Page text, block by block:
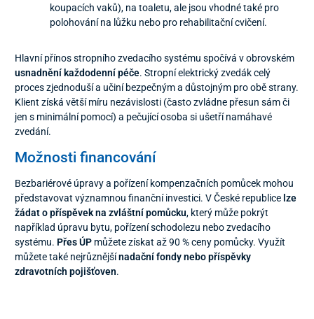
koupacích vaků), na toaletu, ale jsou vhodné také pro
polohování na lůžku nebo pro rehabilitační cvičení.
Hlavní přínos stropního zvedacího systému spočívá v obrovském
usnadnění každodenní péče. Stropní elektrický zvedák celý
proces zjednoduší a učiní bezpečným a důstojným pro obě strany.
Klient získá větší míru nezávislosti (často zvládne přesun sám či
jen s minimální pomocí) a pečující osoba si ušetří namáhavé
zvedání.
Možnosti financování
Bezbariérové úpravy a pořízení kompenzačních pomůcek mohou
představovat významnou finanční investici. V České republice lze
žádat o příspěvek na zvláštní pomůcku, který může pokrýt
například úpravu bytu, pořízení schodolezu nebo zvedacího
systému. Přes ÚP můžete získat až 90 % ceny pomůcky. Využít
můžete také nejrůznějšínadační fondy nebo příspěvky
zdravotních pojišťoven.